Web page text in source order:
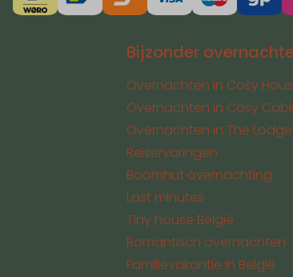
Bijzonder
Overnachten in Cosy
Overnachten in Cosy
Overnachten in The Lodge
Reiservaringen
Boomhut overnachting
Last minutes
Tiny house België
Romantisch overnachten
Familievakantie in België